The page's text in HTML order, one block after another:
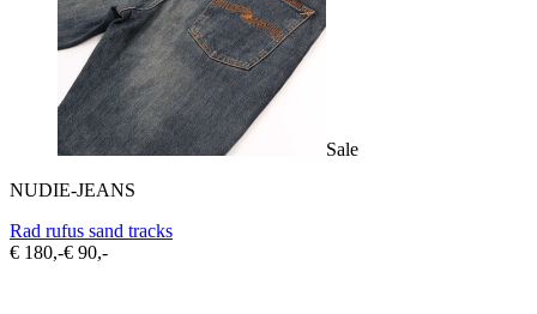
Sale
NUDIE-JEANS
Rad rufus sand tracks
€ 180,-€ 90,-